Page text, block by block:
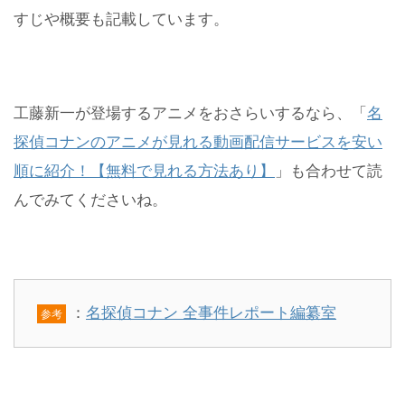
すじや概要も記載しています。
工藤新一が登場するアニメをおさらいするなら、「 名
探偵コナンのアニメが見れる動画配信サービスを安い
順に紹介！【無料で見れる方法あり】
」も合わせて読
んでみてくださいね。
参考 ： 名探偵コナン 全事件レポート編纂室